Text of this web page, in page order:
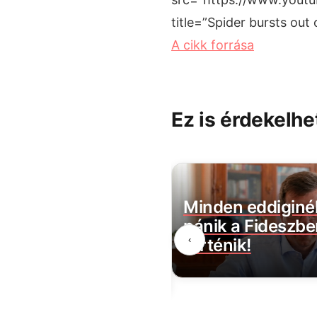
title=”Spider bursts out
A cikk forrása
Ez is
‹
Minden eddiginél nagyobb a
pánik a Fideszben, durva ami